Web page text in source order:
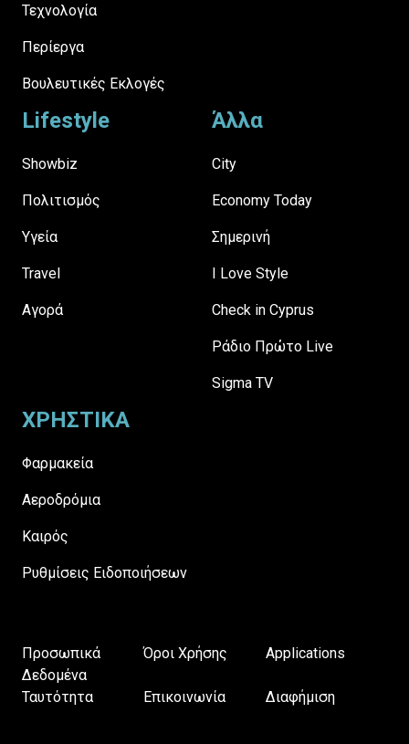
Τεχνολογία
Περίεργα
Βουλευτικές Εκλογές
Lifestyle
Showbiz
Πολιτισμός
Υγεία
Travel
Αγορά
Άλλα
City
Economy Today
Σημερινή
I Love Style
Check in Cyprus
Ράδιο Πρώτο Live
Sigma TV
ΧΡΗΣΤΙΚΑ
Φαρμακεία
Αεροδρόμια
Καιρός
Ρυθμίσεις Ειδοποιήσεων
Προσωπικά
Δεδομένα
Όροι Χρήσης Applications
Ταυτότητα Επικοινωνία Διαφήμιση